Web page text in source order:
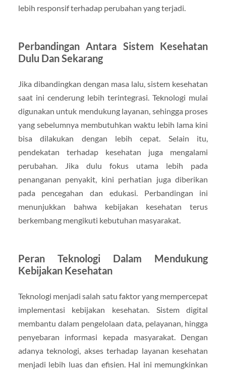
lebih responsif terhadap perubahan yang terjadi.
Perbandingan Antara Sistem Kesehatan
Dulu Dan Sekarang
Jika dibandingkan dengan masa lalu, sistem kesehatan
saat ini cenderung lebih terintegrasi. Teknologi mulai
digunakan untuk mendukung layanan, sehingga proses
yang sebelumnya membutuhkan waktu lebih lama kini
bisa dilakukan dengan lebih cepat. Selain itu,
pendekatan terhadap kesehatan juga mengalami
perubahan. Jika dulu fokus utama lebih pada
penanganan penyakit, kini perhatian juga diberikan
pada pencegahan dan edukasi. Perbandingan ini
menunjukkan bahwa kebijakan kesehatan terus
berkembang mengikuti kebutuhan masyarakat.
Peran Teknologi Dalam Mendukung
Kebijakan Kesehatan
Teknologi menjadi salah satu faktor yang mempercepat
implementasi kebijakan kesehatan. Sistem digital
membantu dalam pengelolaan data, pelayanan, hingga
penyebaran informasi kepada masyarakat. Dengan
adanya teknologi, akses terhadap layanan kesehatan
menjadi lebih luas dan efisien. Hal ini memungkinkan